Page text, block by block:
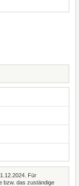
Für
bzw. das zuständige